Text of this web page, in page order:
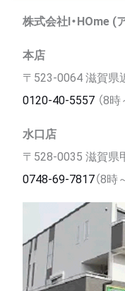
株式会社I・HOme (
本店
〒523-0064 滋賀県
0120-40-5557（8時
水口店
〒528-0035 滋賀県
0748-69-7817（8時